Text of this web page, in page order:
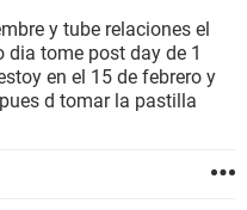
y tube relaciones el
dia tome post day de 1
en el 15 de febrero y
d tomar la pastilla